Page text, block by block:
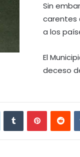
Sin
carentes
a los
El
deceso
LinkedInTumblrPinterest